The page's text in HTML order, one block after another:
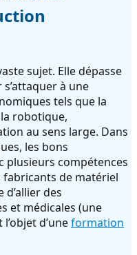
sujet. Elle dépasse
à une
tels que la
robotique,
au sens large. Dans
les bons
plusieurs compétences
de matériel
des
et médicales (une
d’uneformation